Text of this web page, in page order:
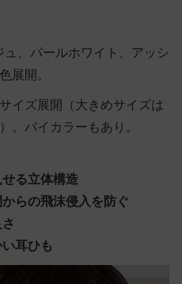
、パールホワイト、アッシ
展開。
イズ展開（大きめサイズは
。バイカラーもあり。
る立体構造
らの飛沫侵入を防ぐ
耳ひも